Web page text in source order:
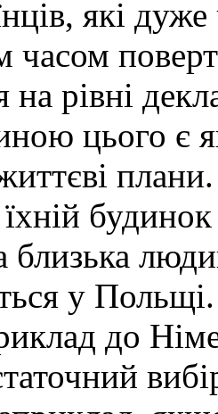
які
на рівні
цього є
близька
у
до